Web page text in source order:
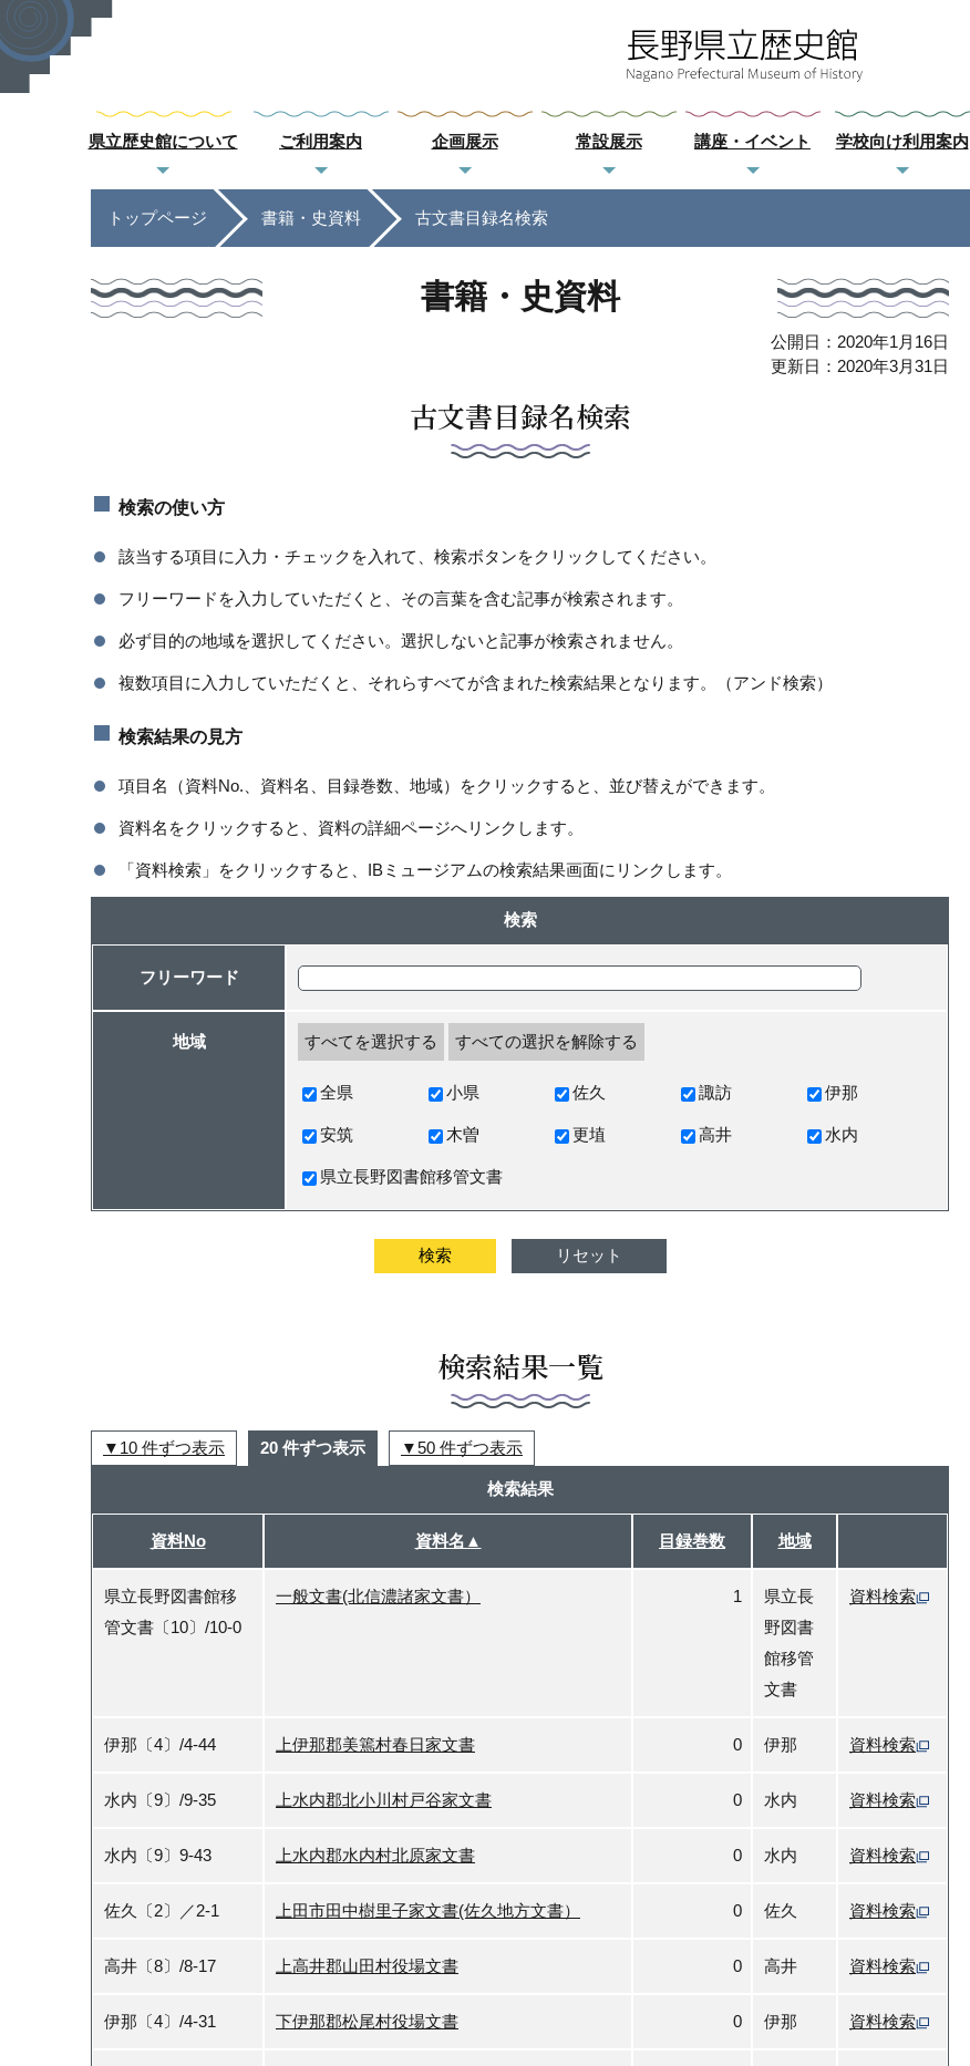
県立歴史館について ご利用案内 企画展示 常設展示 講座・イベント 学校向け利用案内
トップページ 書籍・史資料 古文書目録名検索
書籍・史資料
公開日：2020年1月16日
更新日：2020年3月31日
古文書目録名検索
検索の使い方
該当する項目に入力・チェックを入れて、検索ボタンをクリックしてください。
フリーワードを入力していただくと、その言葉を含む記事が検索されます。
必ず目的の地域を選択してください。選択しないと記事が検索されません。
複数項目に入力していただくと、それらすべてが含まれた検索結果となります。（アンド検索）
検索結果の見方
項目名（資料No.、資料名、目録巻数、地域）をクリックすると、並び替えができます。
資料名をクリックすると、資料の詳細ページへリンクします。
「資料検索」をクリックすると、IBミュージアムの検索結果画面にリンクします。
検索
フリーワード
地域 すべてを選択する すべての選択を解除する
全県 小県 佐久 諏訪 伊那
安筑 木曽 更埴 高井 水内
県立長野図書館移管文書
検索結果一覧
10 件ずつ表示 20 件ずつ表示 50 件ずつ表示
検索結果
資料No 資料名▲ 目録巻数 地域
県立長野図書館移
管文書〔10〕/10-0
一般文書(北信濃諸家文書） 1
県立長
野図書
館移管
文書
資料検索
伊那〔4〕/4-44 上伊那郡美篶村春日家文書 0 伊那 資料検索
水内〔9〕/9-35 上水内郡北小川村戸谷家文書 0 水内 資料検索
水内〔9〕9-43 上水内郡水内村北原家文書 0 水内 資料検索
佐久〔2〕／2-1 上田市田中樹里子家文書(佐久地方文書） 0 佐久 資料検索
高井〔8〕/8-17 上高井郡山田村役場文書 0 高井 資料検索
伊那〔4〕/4-31 下伊那郡松尾村役場文書 0 伊那 資料検索